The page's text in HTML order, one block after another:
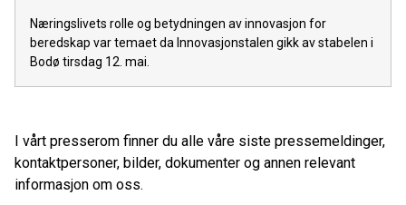
Næringslivets rolle og betydningen av innovasjon for
beredskap var temaet da Innovasjonstalen gikk av stabelen i
Bodø tirsdag 12. mai.
I vårt presserom finner du alle våre siste pressemeldinger,
kontaktpersoner, bilder, dokumenter og annen relevant
informasjon om oss.